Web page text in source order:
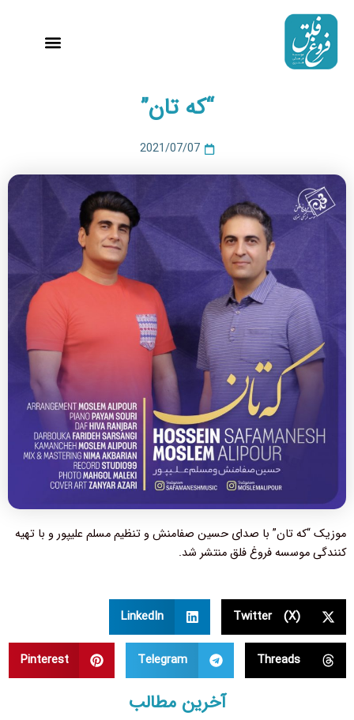
محتوا
“که تان”
2021/07/07
موزیک “که تان” با صدای حسین صفامنش و تنظیم مسلم علیپور و با تهیه
کنندگی موسسه فروغ فلق منتشر شد.
Twitter (X)
LinkedIn
Threads
Telegram
Pinterest
آخرین مطالب